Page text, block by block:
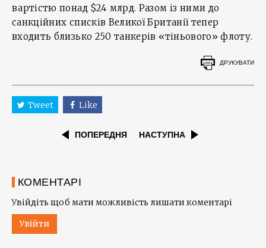
вартістю понад $24 млрд. Разом із ними до
санкційних списків Великої Британії тепер
входить близько 250 танкерів «тіньового» флоту.
ДРУКУВАТИ
Tweet Like
ПОПЕРЕДНЯ НАСТУПНА
КОМЕНТАРІ
Увійдіть щоб мати можливість лишати коментарі
Увійти